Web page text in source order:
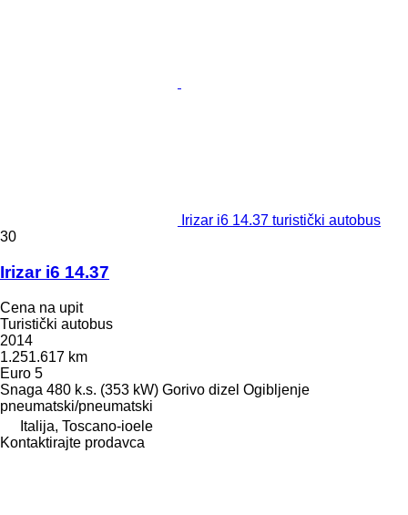
Irizar i6 14.37 turistički autobus
30
Irizar i6 14.37
Cena na upit
Turistički autobus
2014
1.251.617 km
Euro 5
Snaga 480 k.s. (353 kW) Gorivo dizel Ogibljenje
pneumatski/pneumatski
Italija, Toscano-ioele
Kontaktirajte prodavca